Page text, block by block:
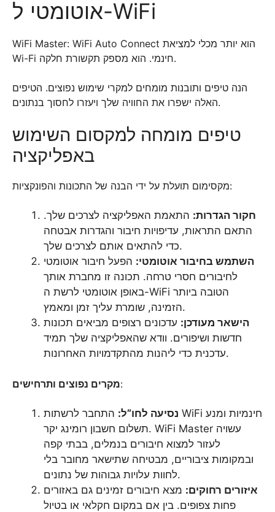
אוטומטי ל-WiFi
WiFi Master: WiFi Auto Connect הוא יותר מכלי למציאת
Wi-Fi חינמי. הוא מספק תקשורת חלקה.
הנה טיפים ותובנות מומחים למקרי שימוש נפוצים. הטיפים
האלה ישפרו את החוויה שלך ויעזרו לחסוך בנתונים.
טיפים מומחה למקסום השימוש
באפליקציה
מקסימום תועלת על ידי הבנה של התכונות והפונקציות:
חקור הגדרות: התאמת האפליקציה לצרכים שלך.
התאם התראות, עדיפויות חיבור והגדרות אבטחה
כדי להתאים אותם לצרכים שלך.
השתמש בחיבור אוטומטי: הפעל חיבור אוטומטי
לחיבורים חסרי טרחה. תכונה זו מחברת אותך
באופן אוטומטי לרשת ה-WiFi הטובה ביותר
הזמינה, שומרת עליך זמן ומאמץ.
הישאר מעודכן: עדכונים רצופים מביאים תכונות
חדשות ושיפורים. וודא שהאפליקציה שלך תמיד
עדכנית כדי ליהנות מהתקדמויות האחרונות.
מקרים נפוצים ותרחישים:
נסיעה לחו”ל: התחבר לרשתות WiFi חינמיות ומנע
תשלום חשבון רומינג יקר. WiFi Master עשויה
לעזור למצוא חיבורים בנמלים, בבתי קפה
ובמקומות ציבוריים, מבטיחה שתישאר מחובר בלי
לחוות עלויות גבוהות של נתונים.
איזורים רחוקים: מצא חיבורים זמינים גם באזורים
פחות צפופים. בין אם במקום חקלאי או בטיול